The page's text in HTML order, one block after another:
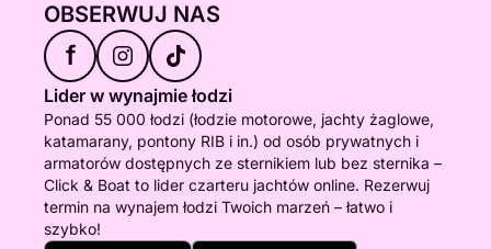
OBSERWUJ NAS
f
Lider w wynajmie łodzi
Ponad 55 000 łodzi (łodzie motorowe, jachty żaglowe,
katamarany, pontony RIB i in.) od osób prywatnych i
armatorów dostępnych ze sternikiem lub bez sternika –
Click & Boat to lider czarteru jachtów online. Rezerwuj
termin na wynajem łodzi Twoich marzeń – łatwo i
szybko!